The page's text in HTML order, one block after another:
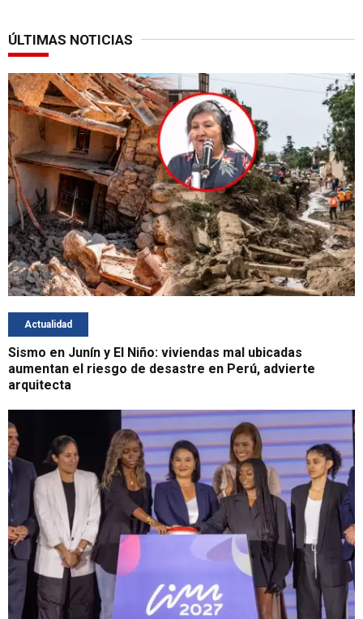
ÚLTIMAS NOTICIAS
Actualidad
Sismo en Junín y El Niño: viviendas mal ubicadas
aumentan el riesgo de desastre en Perú, advierte
arquitecta